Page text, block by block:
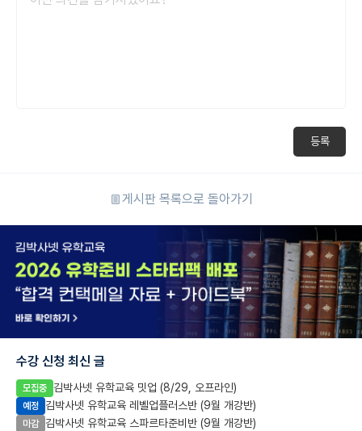
등록
게시판 목록으로 돌아가기
수강 신청 최신 글
모집중 김박사넷 유학교육 밋업 (8/29, 오프라인)
예정 김박사넷 유학교육 레벨업플러스반 (9월 개강반)
마감 김박사넷 유학교육 스파르타준비반 (9월 개강반)